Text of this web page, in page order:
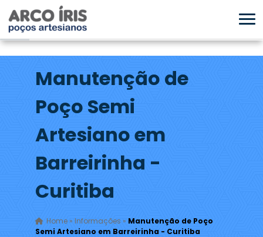
Manutenção de
Poço Semi
Artesiano em
Barreirinha -
Curitiba
Home» Informações » Manutenção de Poço
Semi Artesiano em Barreirinha - Curitiba